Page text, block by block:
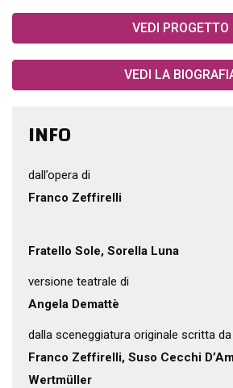
VEDI PROGETTO
VEDI LA
INFO
dall’opera di
Franco Zeffirelli
Fratello Sole, Sorella Luna
versione teatrale di
Angela Demattè
dalla sceneggiatura originale scritta da
Franco Zeffirelli, Suso Cecchi
Wertmüller